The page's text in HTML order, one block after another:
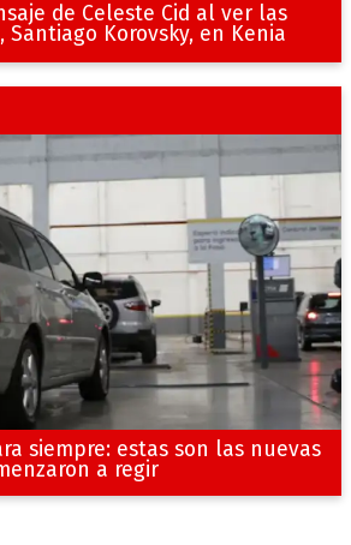
de Celeste Cid al ver las
Korovsky, en Kenia
siempre: estas son las nuevas
a regir